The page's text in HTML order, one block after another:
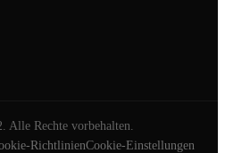
Rechte vorbehalten.
RichtlinienCookie-Einstellungen